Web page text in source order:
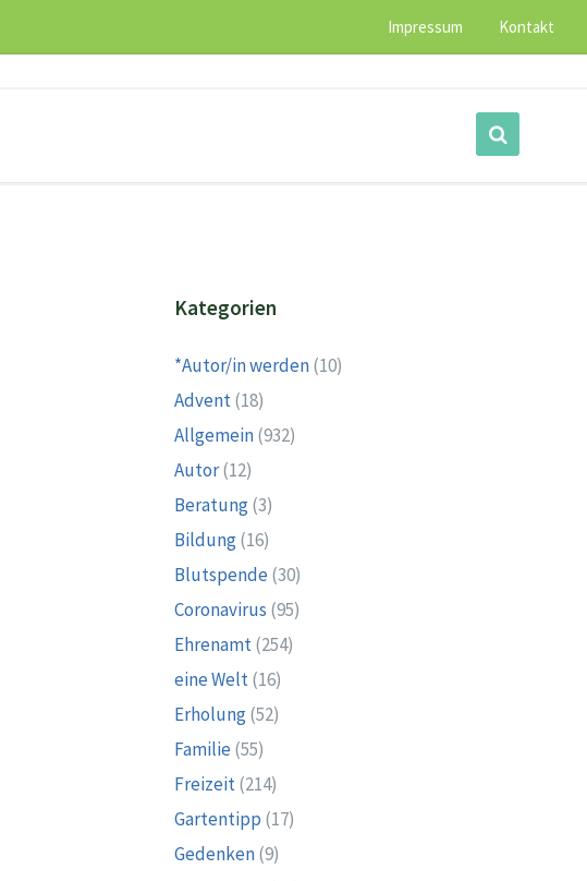
Impressum Kontakt
Kategorien
*Autor/in werden(10)
Advent(18)
Allgemein(932)
Autor(12)
Beratung(3)
Bildung(16)
Blutspende (30)
Coronavirus (95)
Ehrenamt(254)
eine Welt(16)
Erholung(52)
Familie (55)
Freizeit(214)
Gartentipp (17)
Gedenken(9)